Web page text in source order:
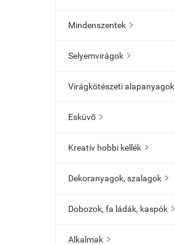
Mindenszentek 
Selyemvirágok 
Virágkötészeti alapanyagok
Esküvő 
Kreatív hobbi kellék 
Dekoranyagok, szalagok 
Dobozok, fa ládák, kaspók 
Alkalmak 